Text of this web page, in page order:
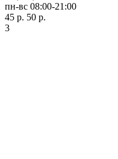
пн-вс 08:00-21:00
45 р. 50 р.
3